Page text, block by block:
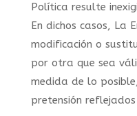
Política resulte
En dichos casos, La
modificación o
por otra que sea
medida de lo
pretensión